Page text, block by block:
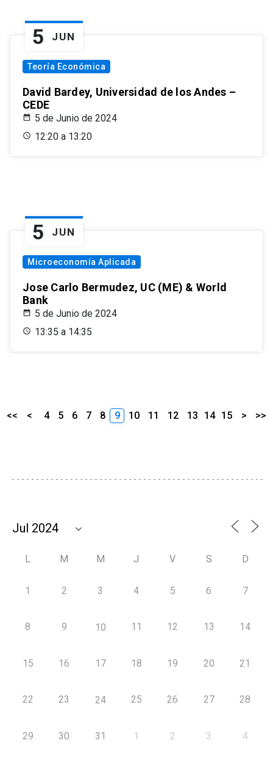
5 JUN
Teoría Económica
David Bardey, Universidad de los Andes –
CEDE
5 de Junio de 2024
12:20 a 13:20
5 JUN
Microeconomía Aplicada
Jose Carlo Bermudez, UC (ME) & World
Bank
5 de Junio de 2024
13:35 a 14:35
<< < 4 5 6 7 8 9 10 11 12 13 14 15 > >>
L M M J V S D
1 2 3 4 5 6 7
8 9 10 11 12 13 14
15 16 17 18 19 20 21
22 23 24 25 26 27 28
29 30 31 1 2 3 4